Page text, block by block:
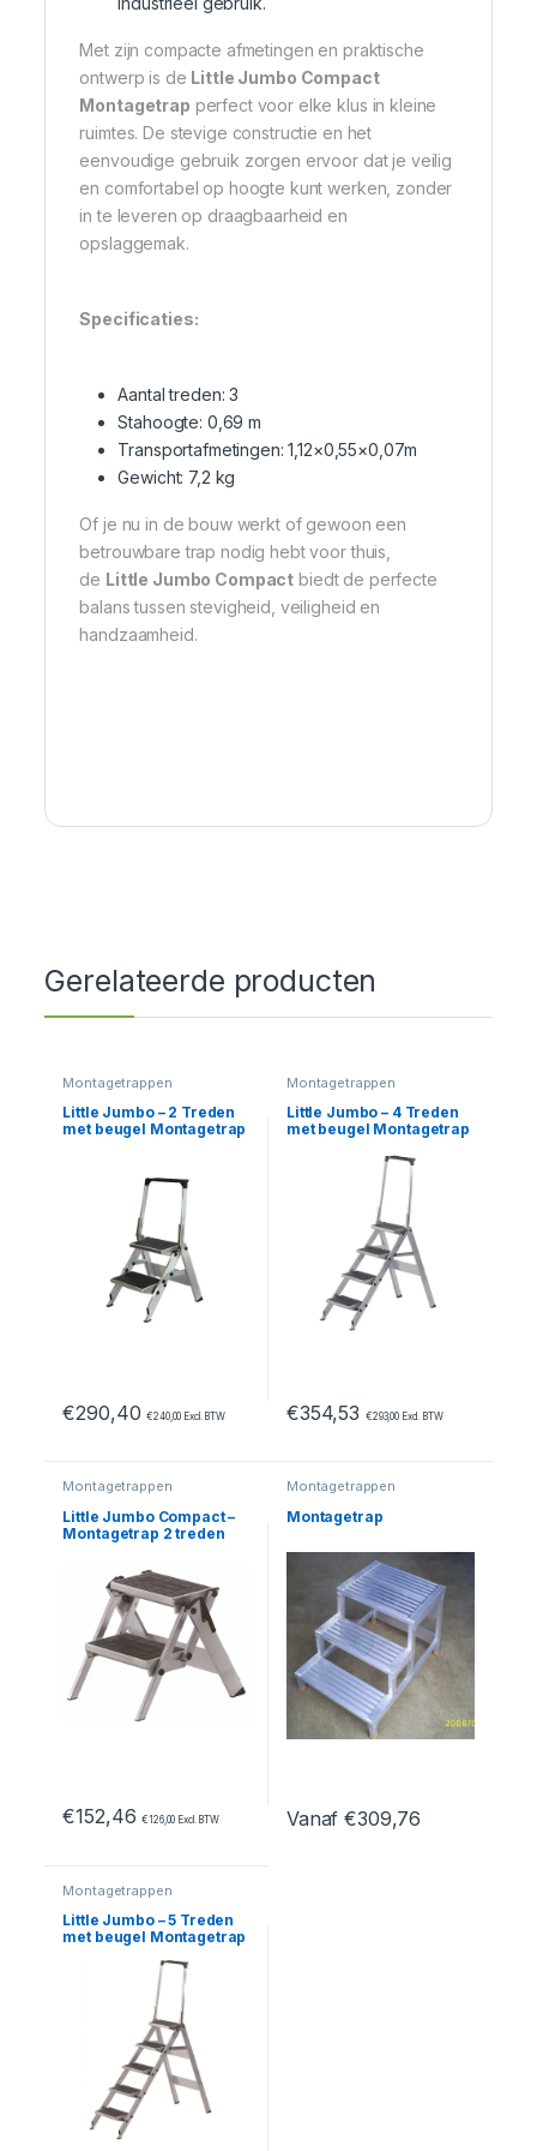
Met zijn compacte afmetingen en praktische
ontwerp is de Little Jumbo Compact
Montagetrap perfect voor elke klus in kleine
ruimtes. De stevige constructie en het
eenvoudige gebruik zorgen ervoor dat je veilig
en comfortabel op hoogte kunt werken, zonder
in te leveren op draagbaarheid en
opslaggemak.
Specificaties:
Aantal treden: 3
Stahoogte: 0,69 m
Transportafmetingen: 1,12×0,55×0,07m
Gewicht: 7,2 kg
Of je nu in de bouw werkt of gewoon een
betrouwbare trap nodig hebt voor thuis,
de Little Jumbo Compact biedt de perfecte
balans tussen stevigheid, veiligheid en
handzaamheid.
Gerelateerde producten
Montagetrappen
Little Jumbo – 2 Treden
met beugel Montagetrap
€290,40 €240,00 Excl. BTW
Montagetrappen
Little Jumbo – 4 Treden
met beugel Montagetrap
€354,53 €293,00Excl. BTW
Montagetrappen
Little Jumbo Compact –
Montagetrap 2 treden
€152,46 €126,00 Excl. BTW
Montagetrappen
Montagetrap
Vanaf €309,76
Montagetrappen
Little Jumbo – 5 Treden
met beugel Montagetrap